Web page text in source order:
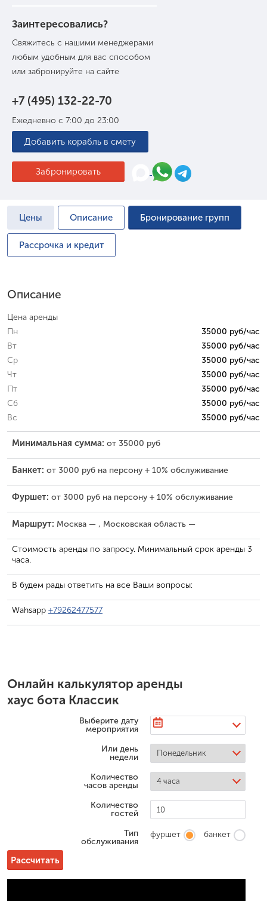
Заинтересовались?
Свяжитесь с нашими менеджерами
любым удобным для вас способом
или забронируйте на сайте
Забронировать
+7 (495) 132-22-70
Ежедневно с 7:00 до 23:00
Добавить корабль в смету
Цены Описание Бронирование групп
Рассрочка и кредит
Описание
Цена аренды
Пн
35000 руб/час
Вт
35000 руб/час
Ср
35000 руб/час
Чт
35000 руб/час
Пт
35000 руб/час
Сб
35000 руб/час
Вс
35000 руб/час
Минимальная сумма: от 35000 руб
Банкет: от 3000 руб на персону + 10% обслуживание
Фуршет: от 3000 руб на персону + 10% обслуживание
Маршрут: Москва — , Московская область —
Стоимость аренды по запросу. Минимальный срок аренды 3
часа.
В будем рады ответить на все Ваши вопросы:
Wahsapp +79262477577
Онлайн калькулятор аренды
хаус бота Классик
Выберите дату
мероприятия
Или день
недели
Количество
часов аренды
Количество
гостей
Тип
обслуживания
фуршет банкет
Рассчитать